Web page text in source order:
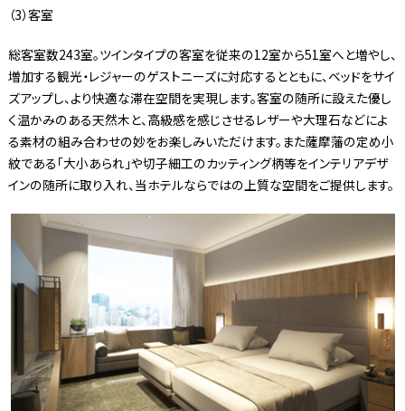
（3）客室
総客室数243室。ツインタイプの客室を従来の12室から51室へと増やし、
増加する観光・レジャーのゲストニーズに対応するとともに、ベッドをサイ
ズアップし、より快適な滞在空間を実現します。客室の随所に設えた優し
く温かみのある天然木と、高級感を感じさせるレザーや大理石などによ
る素材の組み合わせの妙をお楽しみいただけます。また薩摩藩の定め小
紋である「大小あられ」や切子細工のカッティング柄等をインテリアデザ
インの随所に取り入れ、当ホテルならではの上質な空間をご提供します。